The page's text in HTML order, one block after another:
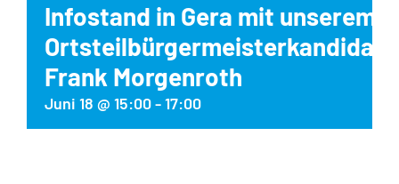
Infostand in Gera mit unserem
Ortsteilbürgermeisterkandidat
Frank Morgenroth
Juni 18 @ 15:00-17:00